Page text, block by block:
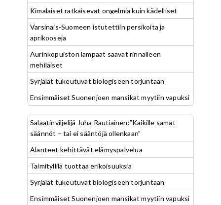
Kimalaiset ratkaisevat ongelmia kuin kädelliset
Varsinais-Suomeen istutettiin persikoita ja
aprikooseja
Aurinkopuiston lampaat saavat rinnalleen
mehiläiset
Syrjälät tukeutuvat biologiseen torjuntaan
Ensimmäiset Suonenjoen mansikat myytiin vapuksi
Salaatinviljelijä Juha Rautiainen:”Kaikille samat
säännöt – tai ei sääntöjä ollenkaan”
Alanteet kehittävät elämyspalvelua
Taimityllilä tuottaa erikoisuuksia
Syrjälät tukeutuvat biologiseen torjuntaan
Ensimmäiset Suonenjoen mansikat myytiin vapuksi